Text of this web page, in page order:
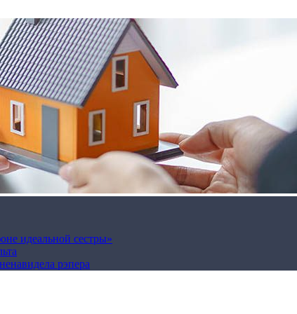
идеальной сестры»
рэпера